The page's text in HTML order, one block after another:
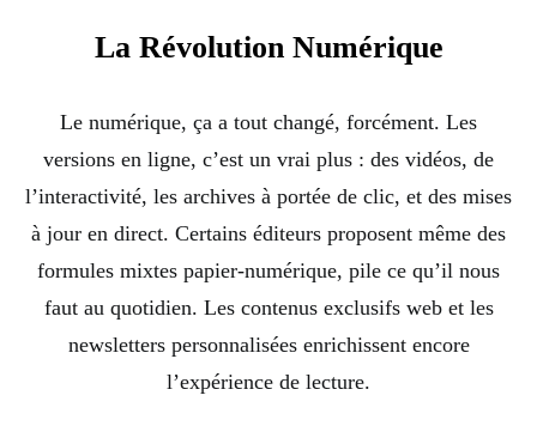
La Révolution Numérique
Le numérique, ça a tout changé, forcément. Les
versions en ligne, c’est un vrai plus : des vidéos, de
l’interactivité, les archives à portée de clic, et des mises
à jour en direct. Certains éditeurs proposent même des
formules mixtes papier-numérique, pile ce qu’il nous
faut au quotidien. Les contenus exclusifs web et les
newsletters personnalisées enrichissent encore
l’expérience de lecture.